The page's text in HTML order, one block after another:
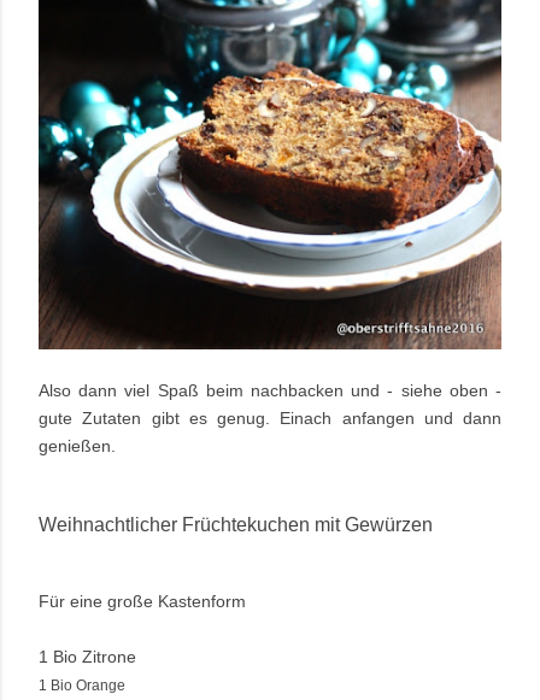
Also dann viel Spaß beim nachbacken und - siehe oben -
gute Zutaten gibt es genug. Einach anfangen und dann
genießen.
Weihnachtlicher Früchtekuchen mit Gewürzen
Für eine große Kastenform
1 Bio Zitrone
1 Bio Orange